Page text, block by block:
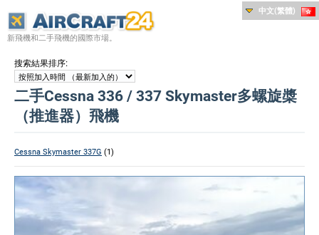
新飛機和二手飛機的國際市場。
中文(繁體)
搜索結果排序:
二手Cessna 336 / 337 Skymaster多螺旋槳
（推進器）飛機
Cessna Skymaster 337G (1)